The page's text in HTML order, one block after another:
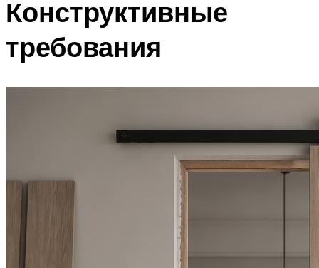
Конструктивные
требования